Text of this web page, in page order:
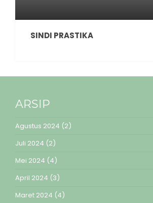
SINDI PRASTIKA
ARSIP
Agustus 2024 (2)
Juli 2024 (2)
Mei 2024 (4)
April 2024 (3)
Maret 2024 (4)